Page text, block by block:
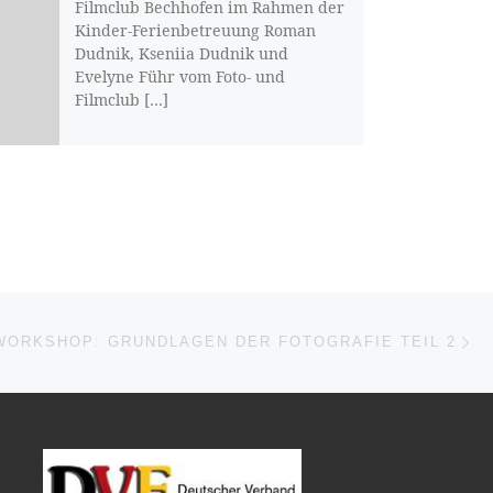
Filmclub Bechhofen im Rahmen der
Kinder-Ferienbetreuung Roman
Dudnik, Kseniia Dudnik und
Evelyne Führ vom Foto- und
Filmclub […]
GRUNDLAGEN DER FOTOGRAFIE TEIL 2